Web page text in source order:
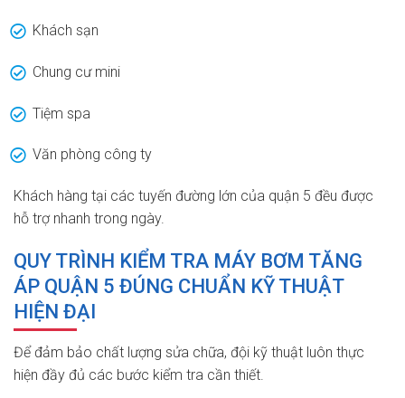
Khách sạn
Chung cư mini
Tiệm spa
Văn phòng công ty
Khách hàng tại các tuyến đường lớn của quận 5 đều được
hỗ trợ nhanh trong ngày.
QUY TRÌNH KIỂM TRA MÁY BƠM TĂNG
ÁP QUẬN 5 ĐÚNG CHUẨN KỸ THUẬT
HIỆN ĐẠI
Để đảm bảo chất lượng sửa chữa, đội kỹ thuật luôn thực
hiện đầy đủ các bước kiểm tra cần thiết.